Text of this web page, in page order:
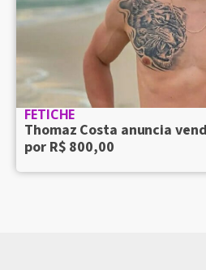
FETICHE
Thomaz Costa anuncia
por R$ 800,00